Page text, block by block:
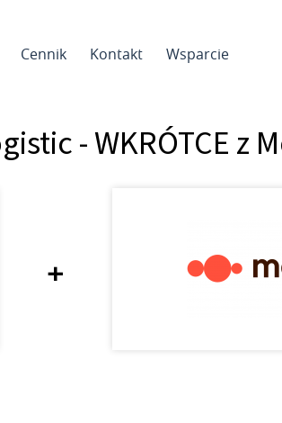
Cennik Kontakt Wsparcie
- WKRÓTCE z
+